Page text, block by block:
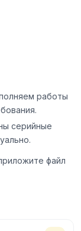
работы
серийные
файл